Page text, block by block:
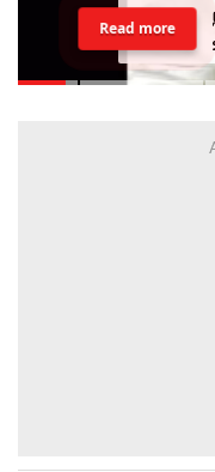
Read more